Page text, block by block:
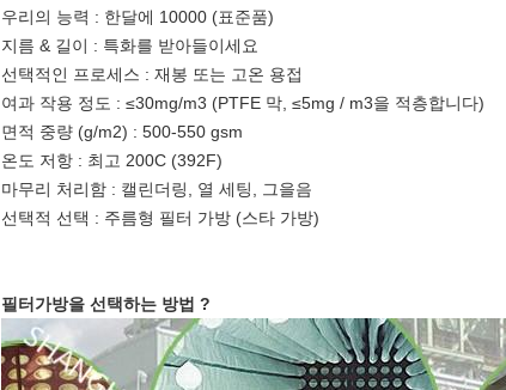
우리의 능력 : 한달에 10000 (표준품)
지름 & 길이 : 특화를 받아들이세요
선택적인 프로세스 : 재봉 또는 고온 용접
여과 작용 정도 : ≤30mg/m3 (PTFE 막, ≤5mg / m3을 적층합니다)
면적 중량 (g/m2) : 500-550 gsm
온도 저항 : 최고 200C (392F)
마무리 처리함 : 캘린더링, 열 세팅, 그을음
선택적 선택 : 주름형 필터 가방 (스타 가방)
필터가방을 선택하는 방법 ?